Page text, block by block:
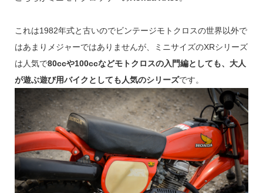
これは1982年式と古いのでビンテージモトクロスの世界以外で
はあまりメジャーではありませんが、ミニサイズのXRシリーズ
は人気で80ccや100ccなどモトクロスの入門編としても、大人
が遊ぶ遊び用バイクとしても人気のシリーズです。